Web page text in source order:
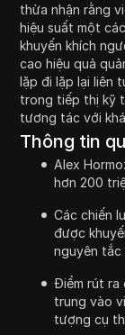
thừa nhận rằng
hiệu suất một
khuyến khích
cao hiệu quả
lặp đi lặp lại liên
trong tiếp thị kỹ
tương tác với
Thông tin
Alex
hơn 200
Các chiến
được
nguyên tắc
Điểm rút ra
trung vào
tượng cụ